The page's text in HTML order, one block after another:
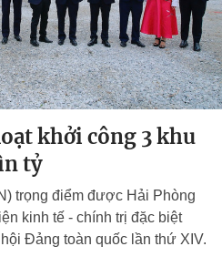
khởi công 3 khu
tỷ
trọng điểm được Hải Phòng
kinh tế - chính trị đặc biệt
Đảng toàn quốc lần thứ XIV.